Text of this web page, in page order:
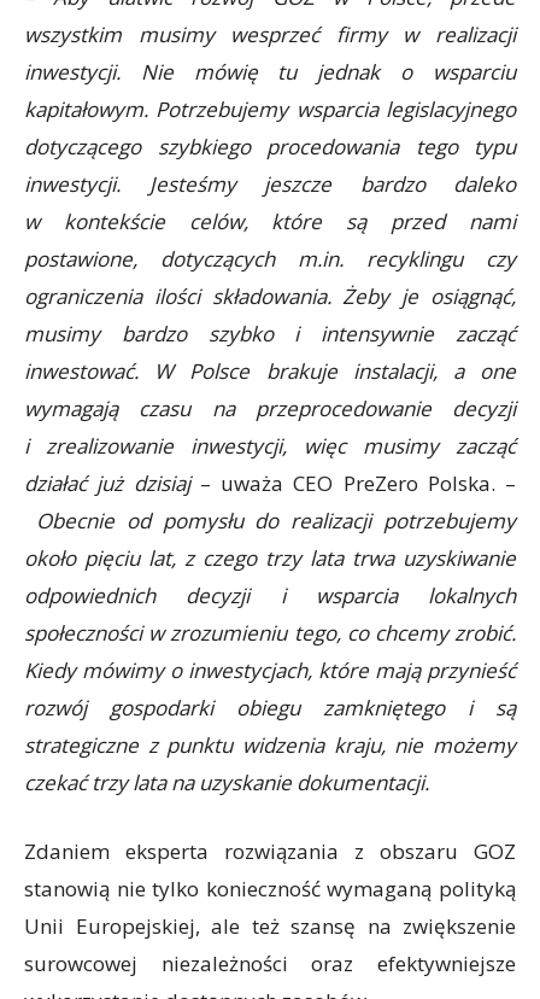
wszystkim musimy wesprzeć firmy w realizacji
inwestycji. Nie mówię tu jednak o wsparciu
kapitałowym. Potrzebujemy wsparcia legislacyjnego
dotyczącego szybkiego procedowania tego typu
inwestycji. Jesteśmy jeszcze bardzo daleko
w kontekście celów, które są przed nami
postawione, dotyczących m.in. recyklingu czy
ograniczenia ilości składowania. Żeby je osiągnąć,
musimy bardzo szybko i intensywnie zacząć
inwestować. W Polsce brakuje instalacji, a one
wymagają czasu na przeprocedowanie decyzji
i zrealizowanie inwestycji, więc musimy zacząć
działać już dzisiaj– uważa CEO PreZero Polska. –
Obecnie od pomysłu do realizacji potrzebujemy
około pięciu lat, z czego trzy lata trwa uzyskiwanie
odpowiednich decyzji i wsparcia lokalnych
społeczności w zrozumieniu tego, co chcemy zrobić.
Kiedy mówimy o inwestycjach, które mają przynieść
rozwój gospodarki obiegu zamkniętego i są
strategiczne z punktu widzenia kraju, nie możemy
czekać trzy lata na uzyskanie dokumentacji.
Zdaniem eksperta rozwiązania z obszaru GOZ
stanowią nie tylko konieczność wymaganą polityką
Unii Europejskiej, ale też szansę na zwiększenie
surowcowej niezależności oraz efektywniejsze